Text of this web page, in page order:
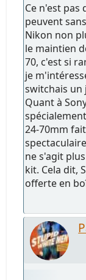
Ce n'est pas
peuvent
Nikon non
le maintien
70, c'est si
je
switchais un
Quant à
24-70mm
ne s'agit
kit. Cela dit,
offerte en